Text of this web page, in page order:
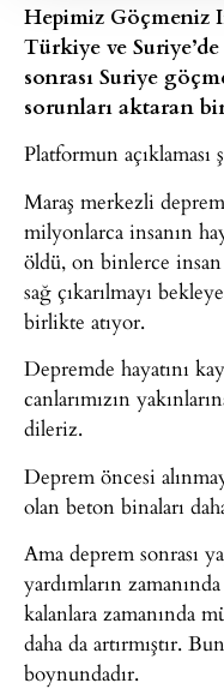
Hepimiz Göçmeniz
Türkiye ve
sonrası Suriye
sorunları aktaran
Platformun açıklaması
Maraş merkezli
milyonlarca insanın
öldü, on binlerce insan
sağ çıkarılmayı
birlikte atıyor.
Depremde hayatını
canlarımızın
dileriz.
Deprem öncesi
olan beton binaları
Ama deprem sonrası
yardımların
kalanlara zamanında
daha da artırmıştır.
boynundadır.